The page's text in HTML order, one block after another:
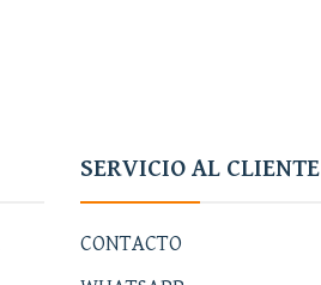
SERVICIO AL CLIENTE
CONTACTO